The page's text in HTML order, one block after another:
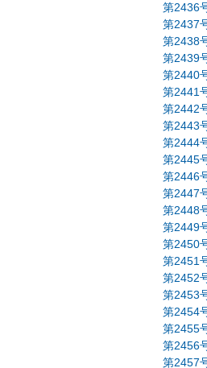
第2436
第2437
第2438
第2439
第2440
第2441
第2442
第2443
第2444
第2445
第2446
第2447
第2448
第2449
第2450
第2451
第2452
第2453
第2454
第2455
第2456
第2457